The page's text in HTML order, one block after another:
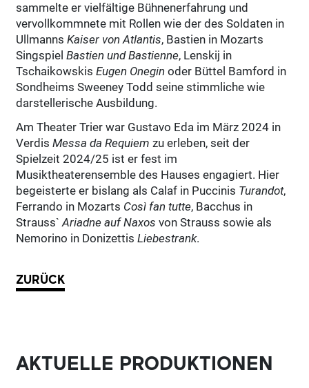
sammelte er vielfältige Bühnenerfahrung und
vervollkommnete mit Rollen wie der des Soldaten in
UllmannsKaiser von Atlantis, Bastien in Mozarts
SingspielBastien und Bastienne, Lenskij in
TschaikowskisEugen Onegin oder Büttel Bamford in
Sondheims Sweeney Todd seine stimmliche wie
darstellerische Ausbildung.
Am Theater Trier war Gustavo Eda im März 2024 in
VerdisMessa da Requiemzu erleben, seit der
Spielzeit 2024/25 ist er fest im
Musiktheaterensemble des Hauses engagiert. Hier
begeisterte er bislang als Calaf in Puccinis Turandot,
Ferrando in Mozarts Così fan tutte, Bacchus in
Strauss`Ariadne auf Naxos von Strauss sowie als
Nemorino in DonizettisLiebestrank.
ZURÜCK
AKTUELLE PRODUKTIONEN